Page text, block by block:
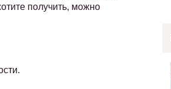
получить, можно